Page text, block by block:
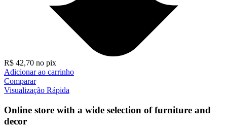
R$ 42,70 no pix
Adicionar ao carrinho
Comparar
Visualização Rápida
Online store with a wide selection of furniture and
decor